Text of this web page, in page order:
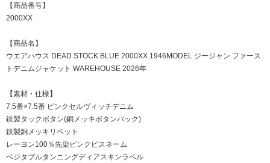
【商品番号】
2000XX
【商品名】
ウエアハウス DEAD STOCK BLUE 2000XX 1946MODEL ジージャン ファース
トデニムジャケット WAREHOUSE 2026年
【素材・仕様】
7.5番×7.5番 ピンクセルヴィッチデニム
鉄製タックボタン(銅メッキボタンバック)
鉄製銅メッキリベット
レーヨン100％先染ピンクピスネーム
ベジタブルタンニングディアスキンラベル